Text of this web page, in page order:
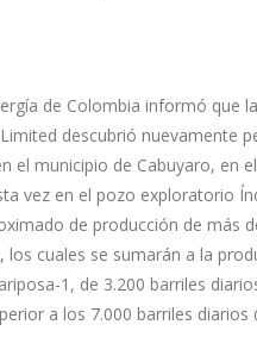
de Colombia informó que
descubrió nuevamente
el municipio de Cabuyaro, en el
vez en el pozo exploratorio
de producción de más
cuales se sumarán a la
1, de 3.200 barriles
a los 7.000 barriles diarios